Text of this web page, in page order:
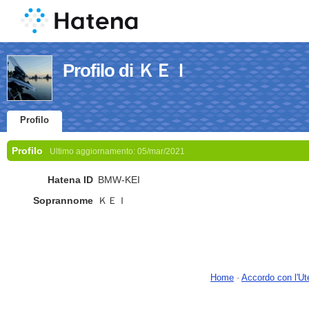
Profilo di ＫＥＩ
Profilo
Profilo Ultimo aggiornamento: 05/mar/2021
Hatena ID BMW-KEI
Soprannome
ＫＥＩ
Home - Accordo con